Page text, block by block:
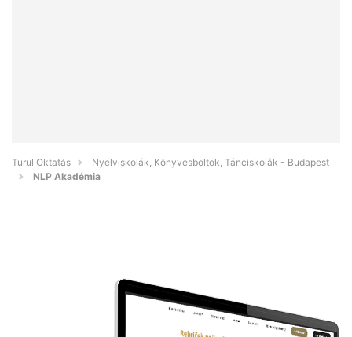
Turul Oktatás
Nyelviskolák, Könyvesboltok, Tánciskolák - Budapest
NLP Akadémia